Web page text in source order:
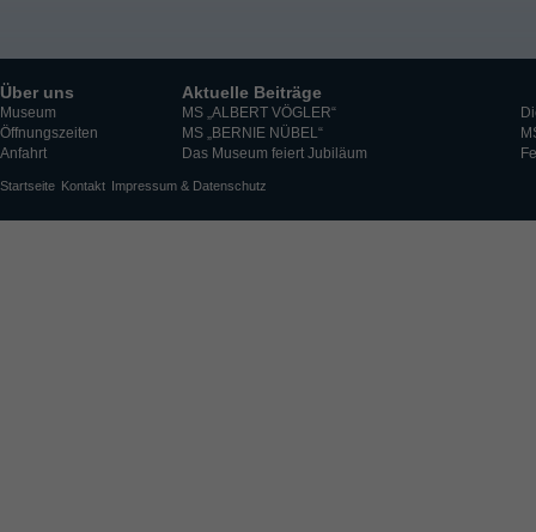
Über uns
Museum
Öffnungszeiten
Anfahrt
Aktuelle Beiträge
MS „ALBERT VÖGLER“
MS „BERNIE NÜBEL“
Das Museum feiert Jubiläum
Startseite Kontakt Impressum & Datenschutz